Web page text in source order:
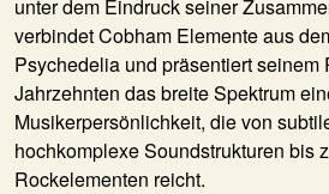
unter dem Eindruck seiner
verbindet Cobham Elemente aus
Psychedelia und präsentiert seinem
Jahrzehnten das breite Spektrum
Musikerpersönlichkeit, die von
hochkomplexe Soundstrukturen bis
Rockelementen reicht.